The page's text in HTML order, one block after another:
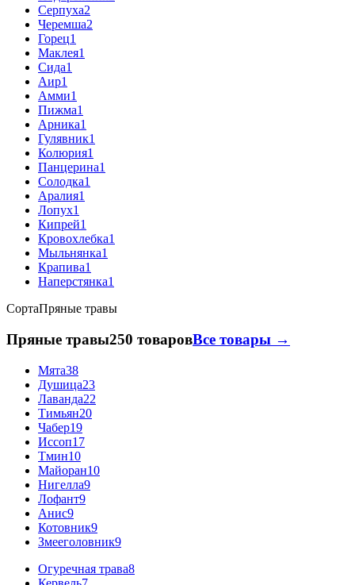
Серпуха2
Черемша2
Горец1
Маклея1
Сида1
Аир1
Амми1
Пижма1
Арника1
Гулявник1
Колюрия1
Панцерина1
Солодка1
Аралия1
Лопух1
Кипрей1
Кровохлебка1
Мыльнянка1
Крапива1
Наперстянка1
СортаПряные травы
Пряные травы250 товаровВсе товары →
Мята38
Душица23
Лаванда22
Тимьян20
Чабер19
Иссоп17
Тмин10
Майоран10
Нигелла9
Лофант9
Анис9
Котовник9
Змееголовник9
Огуречная трава8